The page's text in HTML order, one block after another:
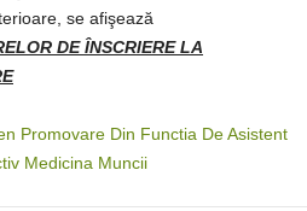
se afişează
DE ÎNSCRIERE LA
Promovare Din Functia De Asistent
Medicina Muncii